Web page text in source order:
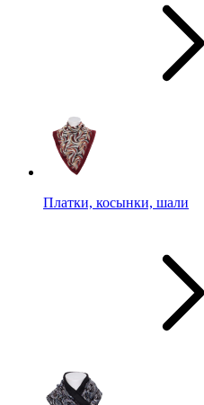
Платки, косынки, шали